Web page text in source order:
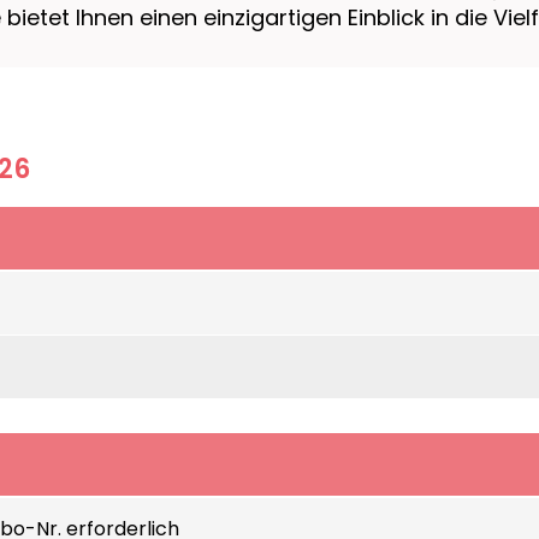
Ihnen einen einzigartigen Einblick in die
Nr. erforderlich